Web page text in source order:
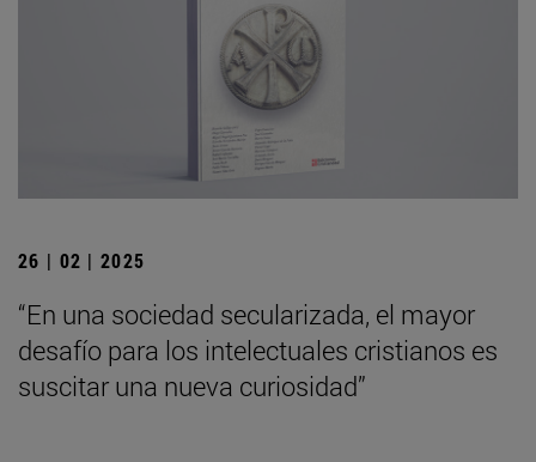
26 | 02 | 2025
“En una sociedad secularizada, el mayor
desafío para los intelectuales cristianos es
suscitar una nueva curiosidad”